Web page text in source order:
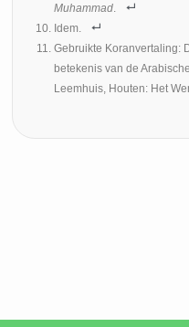
Muhammad.
Idem.
Gebruikte Koranvertaling:
betekenis van de
Leemhuis, Houten: Het